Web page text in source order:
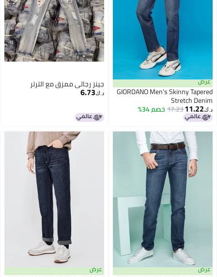
عرض
GIORDANO Men’s Skinny Tapered
Stretch Denim
د.ك‏11.22
17.23خصم 34%
جينز رجالي ممزق مع الترتر
د.ك‏6.73
عرض عرض